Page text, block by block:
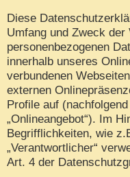
Diese
Umfang und Zweck der
personenbezogenen
innerhalb unseres
verbundenen
externen
Profile auf
„Onlineangebot“). Im
Begrifflichkeiten, wie
„Verantwortlicher“
Art. 4 der